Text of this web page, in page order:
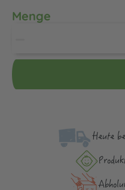
Menge
Heute